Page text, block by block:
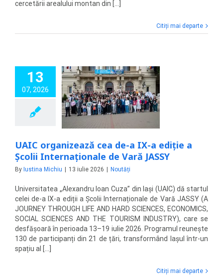
cercetării arealului montan din [...]
Citiți mai departe
13
07, 2026
cea de-
ediție a Școlii
de Vară
UAIC organizează cea de-a IX-a ediție a
Școlii Internaționale de Vară JASSY
By Iustina Michiu | 13 iulie 2026 | Noutăți
Universitatea „Alexandru Ioan Cuza” din Iași (UAIC) dă startul
celei de-a IX-a ediții a Școlii Internaționale de Vară JASSY (A
JOURNEY THROUGH LIFE AND HARD SCIENCES, ECONOMICS,
SOCIAL SCIENCES AND THE TOURISM INDUSTRY), care se
desfășoară în perioada 13–19 iulie 2026. Programul reunește
130 de participanți din 21 de țări, transformând Iașul într-un
spațiu al [...]
Citiți mai departe